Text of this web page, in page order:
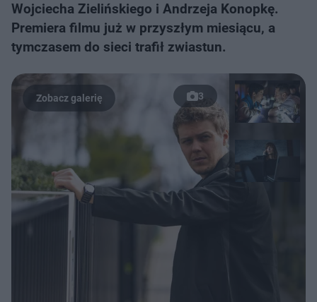
Wojciecha Zielińskiego i Andrzeja Konopkę.
Premiera filmu już w przyszłym miesiącu, a
tymczasem do sieci trafił zwiastun.
3